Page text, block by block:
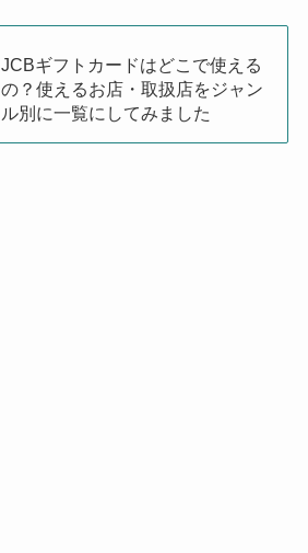
JCBギフトカードはどこで使える
の？使えるお店・取扱店をジャン
ル別に一覧にしてみました